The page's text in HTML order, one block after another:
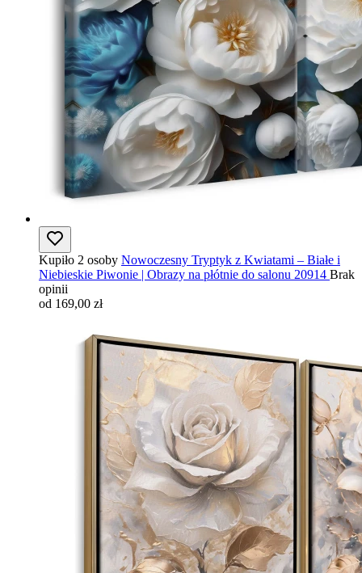
Kupiło 2 osoby Nowoczesny Tryptyk z Kwiatami – Białe i
Niebieskie Piwonie | Obrazy na płótnie do salonu 20914 Brak
opinii
od 169,00 zł